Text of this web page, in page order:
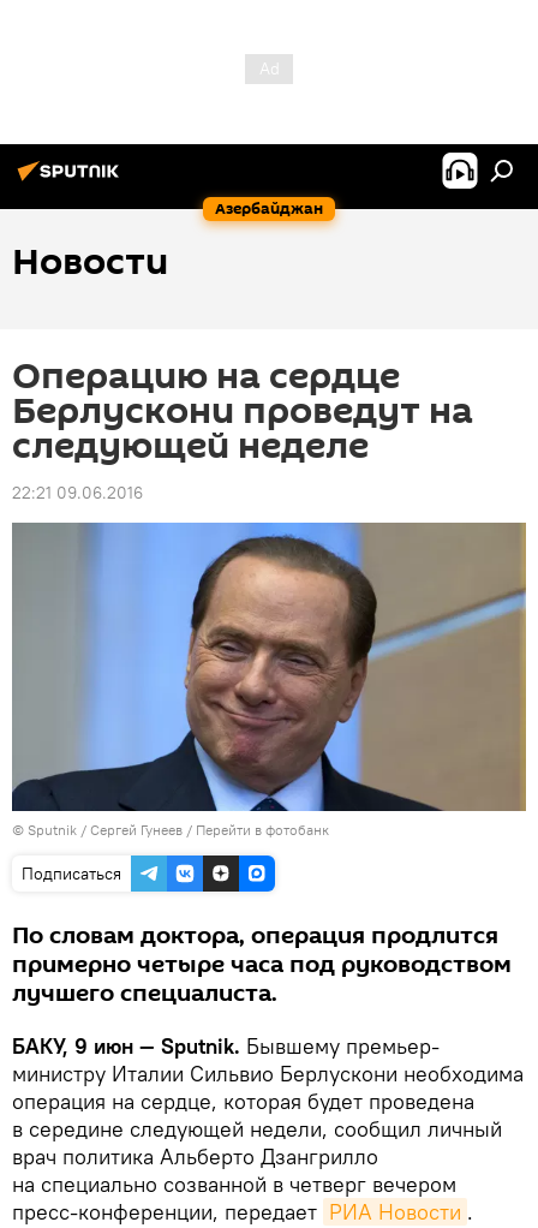
Азербайджан
Новости
Операцию на сердце
Берлускони проведут на
следующей неделе
22:21 09.06.2016
© Sputnik / Сергей Гунеев / Перейти в фотобанк
Подписаться
По словам доктора, операция продлится
примерно четыре часа под руководством
лучшего специалиста.
БАКУ, 9 июн — Sputnik. Бывшему премьер-
министру Италии Сильвио Берлускони необходима
операция на сердце, которая будет проведена
в середине следующей недели, сообщил личный
врач политика Альберто Дзангрилло
на специально созванной в четверг вечером
пресс-конференции, передает РИА Новости .